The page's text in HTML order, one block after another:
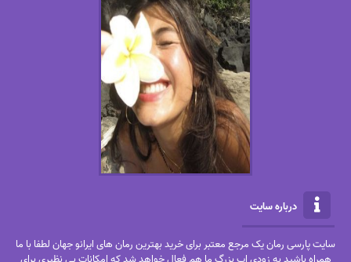
درباره سایت
سایت پارسی رمان یک مرجع معتبر برای خرید بهترین رمان های ایرانو جهان لطفا با ما